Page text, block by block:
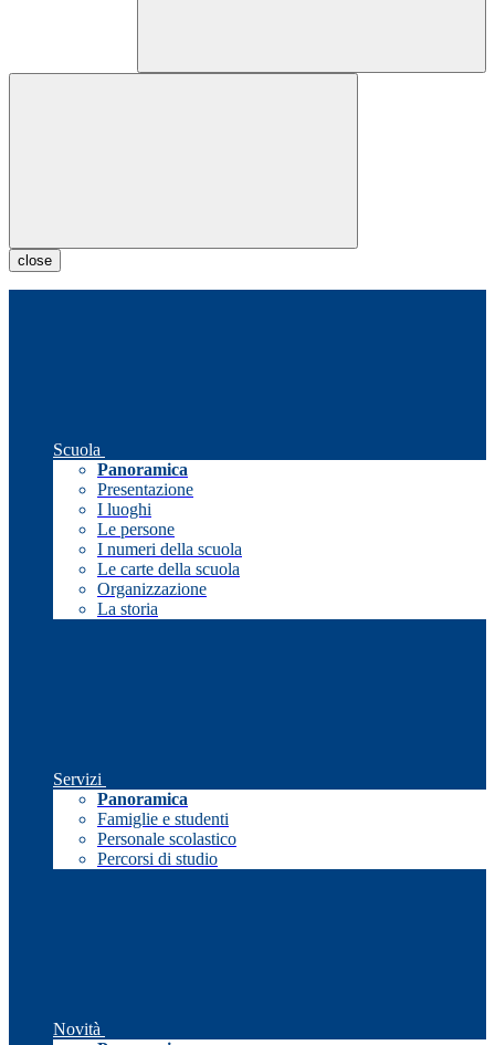
close
Scuola
Panoramica
Presentazione
I luoghi
Le persone
I numeri della scuola
Le carte della scuola
Organizzazione
La storia
Servizi
Panoramica
Famiglie e studenti
Personale scolastico
Percorsi di studio
Novità